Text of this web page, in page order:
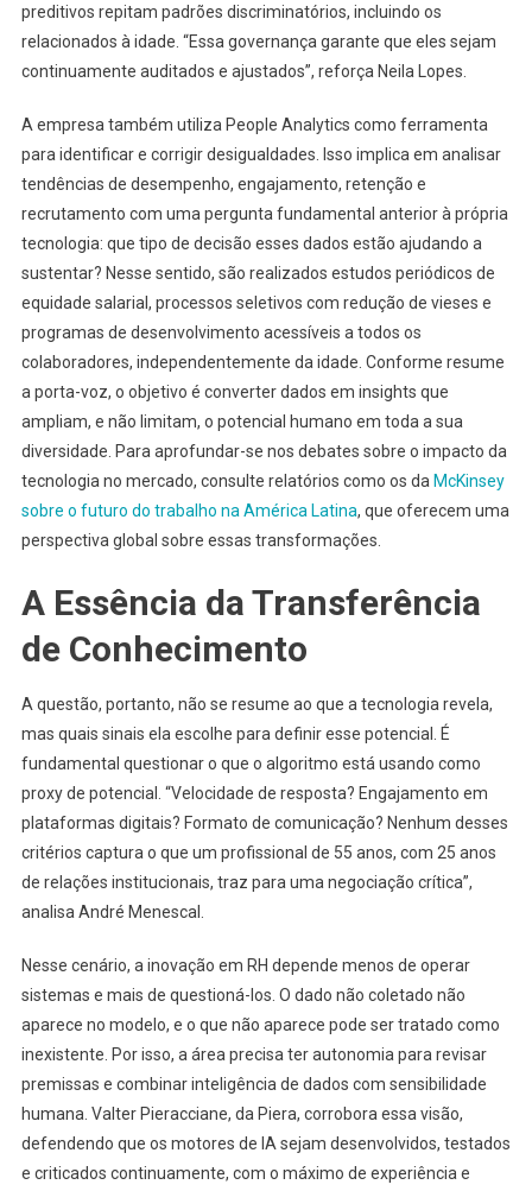
preditivos repitam padrões discriminatórios, incluindo os
relacionados à idade. “Essa governança garante que eles sejam
continuamente auditados e ajustados”, reforça Neila Lopes.
A empresa também utiliza People Analytics como ferramenta
para identificar e corrigir desigualdades. Isso implica em analisar
tendências de desempenho, engajamento, retenção e
recrutamento com uma pergunta fundamental anterior à própria
tecnologia: que tipo de decisão esses dados estão ajudando a
sustentar? Nesse sentido, são realizados estudos periódicos de
equidade salarial, processos seletivos com redução de vieses e
programas de desenvolvimento acessíveis a todos os
colaboradores, independentemente da idade. Conforme resume
a porta-voz, o objetivo é converter dados em insights que
ampliam, e não limitam, o potencial humano em toda a sua
diversidade. Para aprofundar-se nos debates sobre o impacto da
tecnologia no mercado, consulte relatórios como os da McKinsey
sobre o futuro do trabalho na América Latina, que oferecem uma
perspectiva global sobre essas transformações.
A Essência da Transferência
de Conhecimento
A questão, portanto, não se resume ao que a tecnologia revela,
mas quais sinais ela escolhe para definir esse potencial. É
fundamental questionar o que o algoritmo está usando como
proxy de potencial. “Velocidade de resposta? Engajamento em
plataformas digitais? Formato de comunicação? Nenhum desses
critérios captura o que um profissional de 55 anos, com 25 anos
de relações institucionais, traz para uma negociação crítica”,
analisa André Menescal.
Nesse cenário, a inovação em RH depende menos de operar
sistemas e mais de questioná-los. O dado não coletado não
aparece no modelo, e o que não aparece pode ser tratado como
inexistente. Por isso, a área precisa ter autonomia para revisar
premissas e combinar inteligência de dados com sensibilidade
humana. Valter Pieracciane, da Piera, corrobora essa visão,
defendendo que os motores de IA sejam desenvolvidos, testados
e criticados continuamente, com o máximo de experiência e